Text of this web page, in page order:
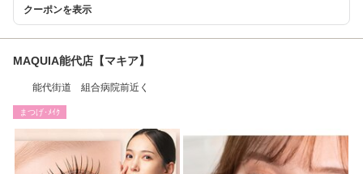
クーポンを表示
MAQUIA能代店【マキア】
能代街道 組合病院前近く
まつげ･ﾒｲｸ